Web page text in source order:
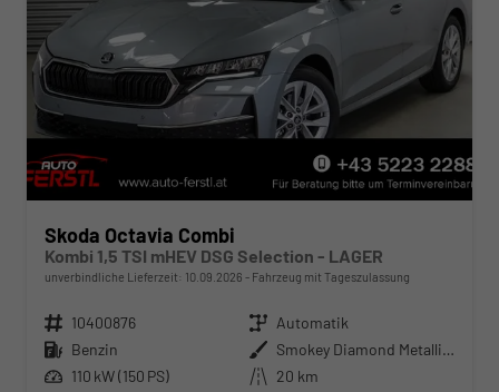
Skoda Octavia Combi
Kombi 1,5 TSI mHEV DSG Selection - LAGER
unverbindliche Lieferzeit: 10.09.2026 Fahrzeug mit Tageszulassung
Fahrzeugnr. 10400876 Getriebe Automatik
Kraftstoff Benzin Außenfarbe
Smokey Diamond Metallic ()
Leistung 110 kW (150 PS) Kilometerstand 20 km